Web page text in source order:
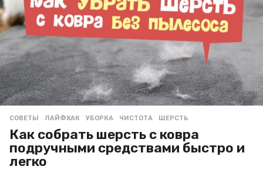
СОВЕТЫ ЛАЙФХАК ,УБОРКА ,ЧИСТОТА ,ШЕРСТЬ
Как собрать шерсть с ковра
подручными средствами быстро и
легко